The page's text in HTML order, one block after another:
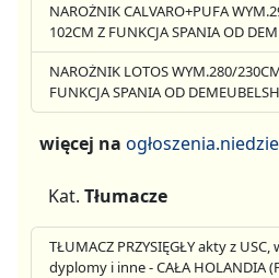
NAROŻNIK CALVARO+PUFA
102CM Z FUNKCJA SPANIA OD
NAROŻNIK LOTOS WYM.280/
FUNKCJA SPANIA OD
więcej na
Kat. Tłumacze
TŁUMACZ PRZYSIĘGŁY akty z
dyplomy i inne - CAŁA HOLANDIA